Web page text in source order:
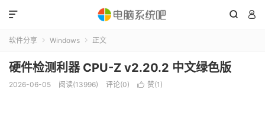
 

软件分享  Windows  正文
硬件检测利器 CPU-Z v2.20.2 中文绿色版
2026-06-05 阅读(13996) 评论(0)  赞(1 )